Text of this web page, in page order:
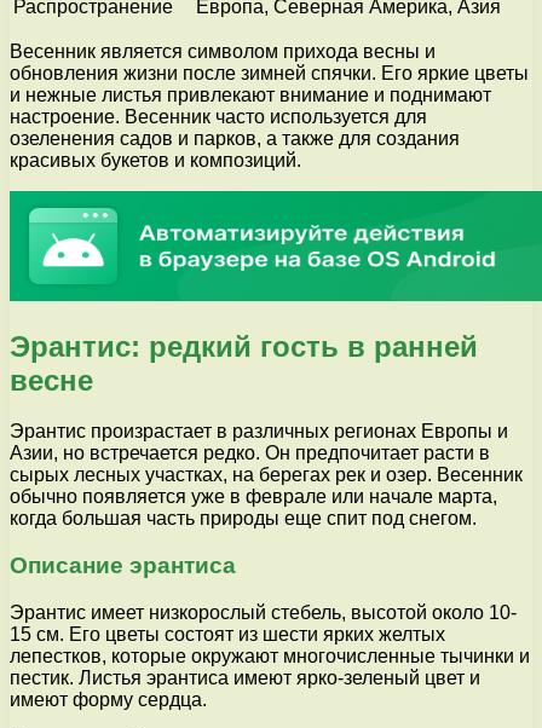
Распространение Европа, Северная Америка, Азия
Весенник является символом прихода весны и
обновления жизни после зимней спячки. Его яркие цветы
и нежные листья привлекают внимание и поднимают
настроение. Весенник часто используется для
озеленения садов и парков, а также для создания
красивых букетов и композиций.
Эрантис: редкий гость в ранней
весне
Эрантис произрастает в различных регионах Европы и
Азии, но встречается редко. Он предпочитает расти в
сырых лесных участках, на берегах рек и озер. Весенник
обычно появляется уже в феврале или начале марта,
когда большая часть природы еще спит под снегом.
Описание эрантиса
Эрантис имеет низкорослый стебель, высотой около 10-
15 см. Его цветы состоят из шести ярких желтых
лепестков, которые окружают многочисленные тычинки и
пестик. Листья эрантиса имеют ярко-зеленый цвет и
имеют форму сердца.